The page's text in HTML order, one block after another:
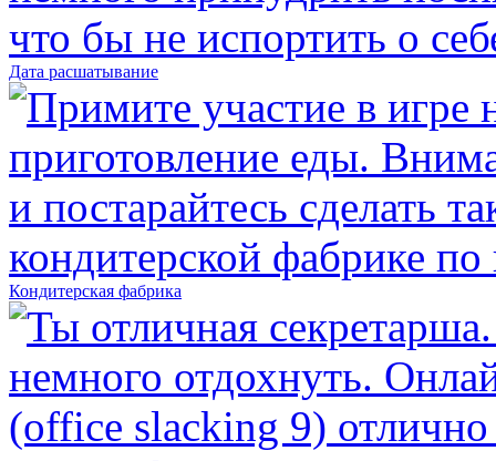
Дата расшатывание
Кондитерская фабрика